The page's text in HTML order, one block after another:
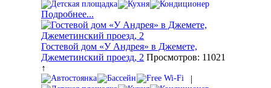
Подробнее...
Гостевой дом «У Андрея» в Джемете,
Джеметинский проезд, 2 Просмотров: 11021
↑
|